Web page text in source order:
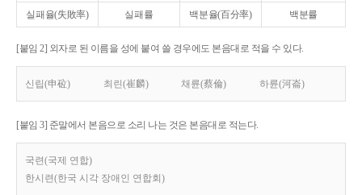
실패율(失敗率) 실패률 백분율(百分率) 백분률
[붙임 2] 외자로 된 이름을 성에 붙여 쓸 경우에도 본음대로 적을 수 있다.
신립(申砬) 최린(崔麟) 채륜(蔡倫) 하륜(河崙)
[붙임 3] 준말에서 본음으로 소리 나는 것은 본음대로 적는다.
국련(국제 연합)
한시련(한국 시각 장애인 연합회)